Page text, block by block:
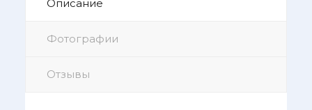
Описание
Фотографии
Отзывы